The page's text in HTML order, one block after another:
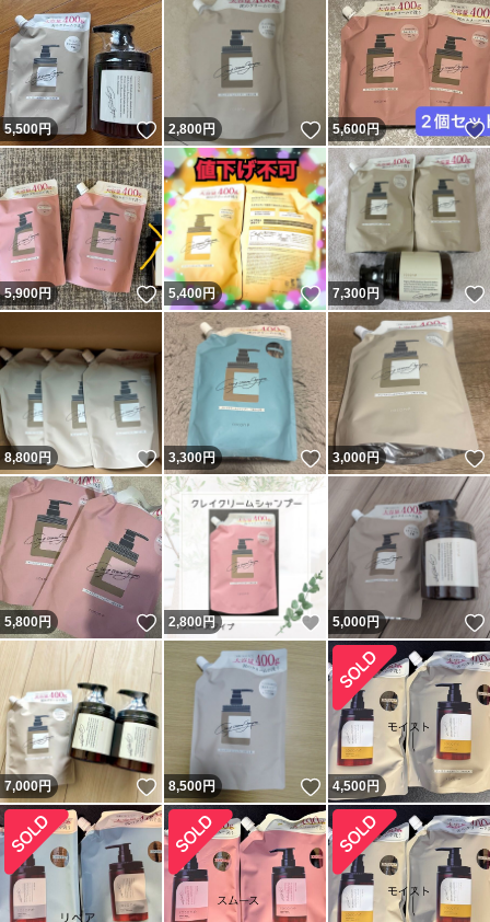
5,500円 いいね！
2,800円 いいね！
5,600円
5,900円 いいね！
5,400円 いいね！
7,300円
8,800円 いいね！
3,300円 いいね！
3,000円
5,800円 いいね！
2,800 円 いいね！
5,000円
7,000円 いいね！
8,500円 いいね！
4,500円